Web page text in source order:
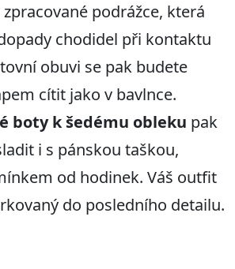
podrážce, která
chodidel při kontaktu
obuvi se pak budete
cítit jako v bavlnce.
boty k šedému obleku pak
i s pánskou taškou,
od hodinek. Váš outfit
do posledního detailu.